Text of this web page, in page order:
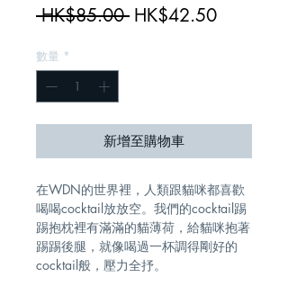
HK$85.00 一
HK$42.50促
數量 *
新增至購物車
在WDN的世界裡，人類跟貓咪都喜歡
喝喝cocktail放放空。我們的cocktail踢
踢抱枕裡有滿滿的貓薄荷，給貓咪抱著
踢踢後腿，就像喝過一杯調得剛好的
cocktail般，壓力全抒。